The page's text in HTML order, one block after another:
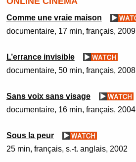
Comme une vraie maison
documentaire 17 min français 2009
L’errance invisible
documentaire 50 min français 2008
Sans voix sans visage
documentaire 16 min français 2004
Sous la peur
25 min français, s.-t. anglais 2002